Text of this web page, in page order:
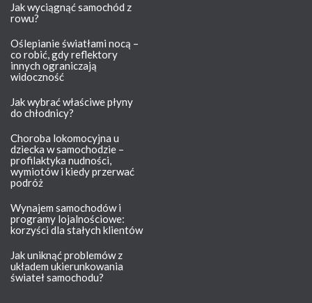
Jak wyciągnąć samochód z
rowu?
Oślepianie światłami nocą –
co robić, gdy reflektory
innych ograniczają
widoczność
Jak wybrać właściwe płyny
do chłodnicy?
Choroba lokomocyjna u
dziecka w samochodzie –
profilaktyka nudności,
wymiotów i kiedy przerwać
podróż
Wynajem samochodów i
programy lojalnościowe:
korzyści dla stałych klientów
Jak uniknąć problemów z
układem ukierunkowania
świateł samochodu?